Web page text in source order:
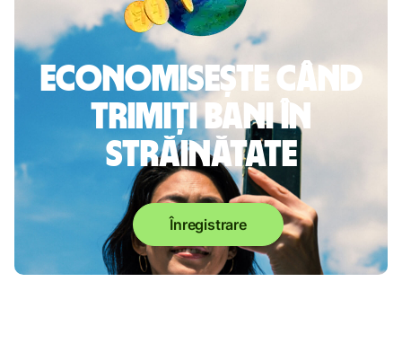
Economisește când
trimiți bani în
străinătate
Înregistrare